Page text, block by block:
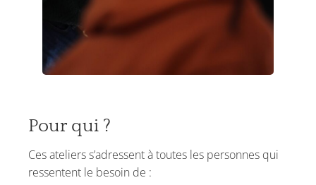
Pour qui ?
Ces ateliers s’adressent à toutes les personnes qui
ressentent le besoin de :